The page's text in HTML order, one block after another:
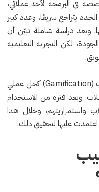
في البرمجة لأحد عملائي،
يتراجع سريعًا، وعدد كبير
وبعد دراسة شاملة، تبيّن أن
لكن التجربة التعليمية
عندها جاءت فكرة إضافة تقنية التلعيب (Gamification) كحل عملي
وبعد فترة من الاستخدام
واستمراريتهم، وخلال هذا
اعتمدت عليها لتحقيق ذلك.